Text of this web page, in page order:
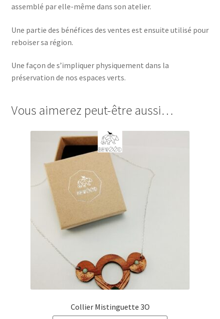
assemblé par elle-même dans son atelier.
Une partie des bénéfices des ventes est ensuite utilisé pour
reboiser sa région.
Une façon de s’impliquer physiquement dans la
préservation de nos espaces verts.
Vous aimerez peut-être aussi…
Collier Mistinguette 3O